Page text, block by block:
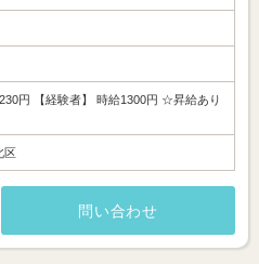
円 【経験者】 時給1300円 ☆昇給あり
区
問い合わせ